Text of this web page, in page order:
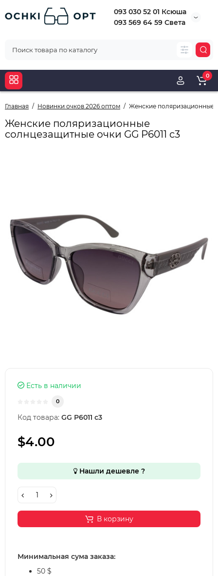
093 030 52 01 Ксюша
093 569 64 59 Света
0
Главная Новинки очков 2026 оптом Женские поляризационные
Женские поляризационные
солнцезащитные очки GG P6011 c3
Есть в наличии
0
Код товара: GG P6011 c3
$4.00
Нашли дешевле ?
В корзину
Минимальная сума заказа:
50 $